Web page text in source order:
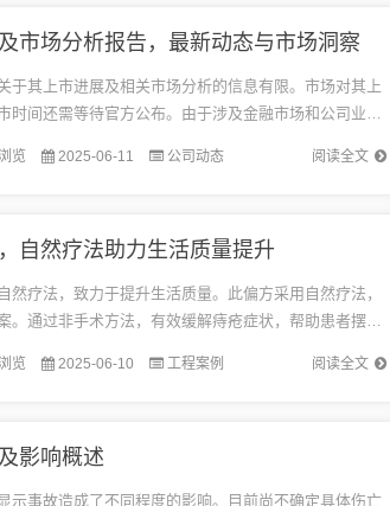
市场分析报告，最新动态与市场洞察
于其上市进展及相关市场分析的信息有限。市场对其上
时间还需等待官方公布。由于涉及金融市场和公司业
面因素的影响，包括市场环境、政策变化等。目前无法
阅读全文
览 2025-06-11 公司动态
自然疗法助力生活质量提升
然疗法，致力于提升生活质量。此偏方采用自然疗法，
。通过非手术方法，有效缓解痔疮症状，帮助患者摆脱
强调安全有效，为痔疮患者带来福音。关于痔疮的传
阅读全文
览 2025-06-10 工程案例
影响概述
示事故造成了不同程度的影响。目前尚不确定具体伤亡